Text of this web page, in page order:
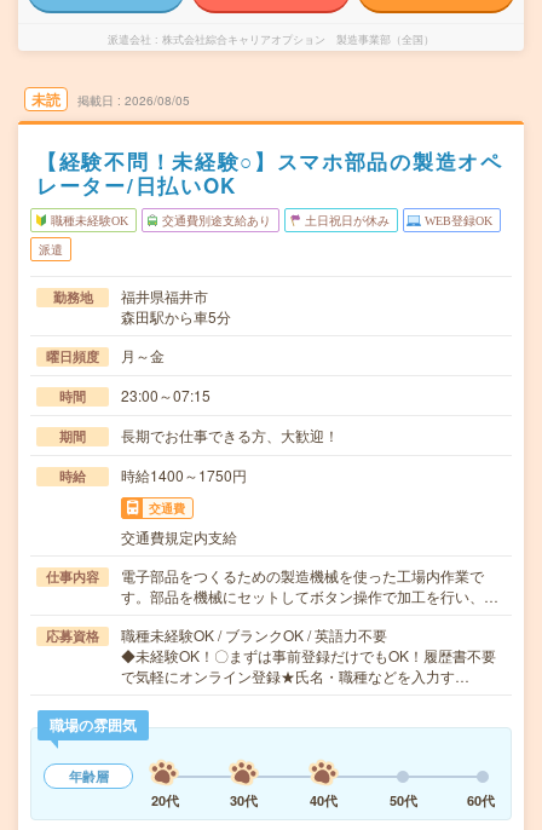
派遣会社 株式会社綜合キャリアオプション 製造事業部（全国）
未読 掲載日 2026/08/05
【経験不問！未経験○】スマホ部品の製造オペ
レーター/日払いOK
職種未経験OK 交通費別途支給あり 土日祝日が休み WEB登録OK
派遣
勤務地
福井県福井市
森田駅から車5分
曜日頻度 月～金
時間 23:00～07:15
期間 長期でお仕事できる方、大歓迎！
時給 時給1400～1750円
交通費
交通費規定内支給
仕事内容
電子部品をつくるための製造機械を使った工場内作業で
す。部品を機械にセットしてボタン操作で加工を行い、…
応募資格
職種未経験OK / ブランクOK / 英語力不要
◆未経験OK！〇まずは事前登録だけでもOK！履歴書不要
で気軽にオンライン登録★氏名・職種などを入力す…
職場の雰囲気
年齢層
20代
30代 40代 50代 60代